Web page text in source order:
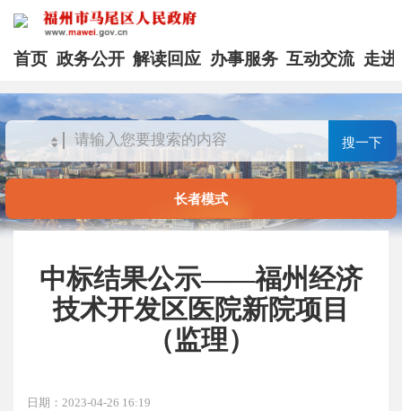
首页 政务公开 解读回应 办事服务 互动交流 走进
搜一下
长者模式
中标结果公示——福州经济
技术开发区医院新院项目
（监理）
日期：2023-04-26 16:19